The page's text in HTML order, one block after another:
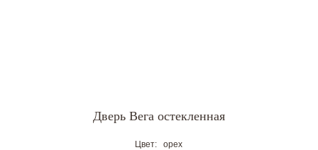
Дверь Вега остекленная
Цвет: орех